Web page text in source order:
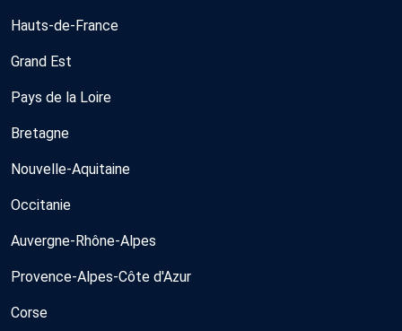
Hauts-de-France
Grand Est
Pays de la Loire
Bretagne
Nouvelle-Aquitaine
Occitanie
Auvergne-Rhône-Alpes
Provence-Alpes-Côte d'Azur
Corse